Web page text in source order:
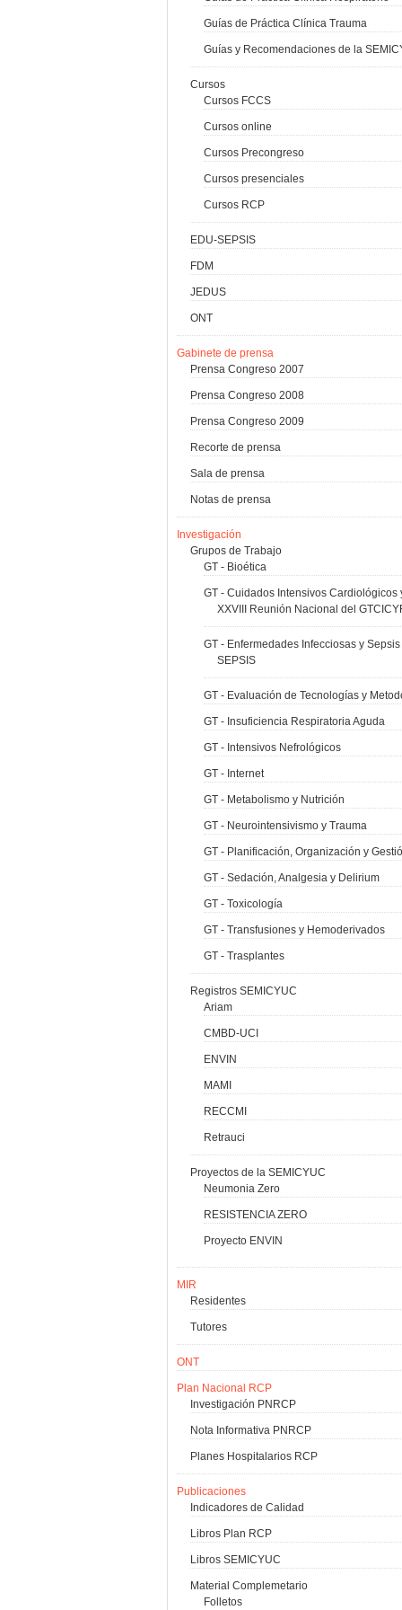
Guías de Práctica Clínica Trauma
Guías y Recomendaciones de la
Cursos
Cursos FCCS
Cursos online
Cursos Precongreso
Cursos presenciales
Cursos RCP
EDU-SEPSIS
FDM
JEDUS
ONT
Gabinete de prensa
Prensa Congreso 2007
Prensa Congreso 2008
Prensa Congreso 2009
Recorte de prensa
Sala de prensa
Notas de prensa
Investigación
Grupos de Trabajo
GT - Bioética
GT - Cuidados Intensivos Cardiológicos
XXVIII Reunión Nacional del
GT - Enfermedades Infecciosas y Sepsis
SEPSIS
GT - Evaluación de Tecnologías y
GT - Insuficiencia Respiratoria Aguda
GT - Intensivos Nefrológicos
GT - Internet
GT - Metabolismo y Nutrición
GT - Neurointensivismo y Trauma
GT - Planificación, Organización y
GT - Sedación, Analgesia y Delirium
GT - Toxicología
GT - Transfusiones y Hemoderivados
GT - Trasplantes
Registros SEMICYUC
Ariam
CMBD-UCI
ENVIN
MAMI
RECCMI
Retrauci
Proyectos de la SEMICYUC
Neumonia Zero
RESISTENCIA ZERO
Proyecto ENVIN
MIR
Residentes
Tutores
ONT
Plan Nacional RCP
Investigación PNRCP
Nota Informativa PNRCP
Planes Hospitalarios RCP
Publicaciones
Indicadores de Calidad
Libros Plan RCP
Libros SEMICYUC
Material Complemetario
Folletos